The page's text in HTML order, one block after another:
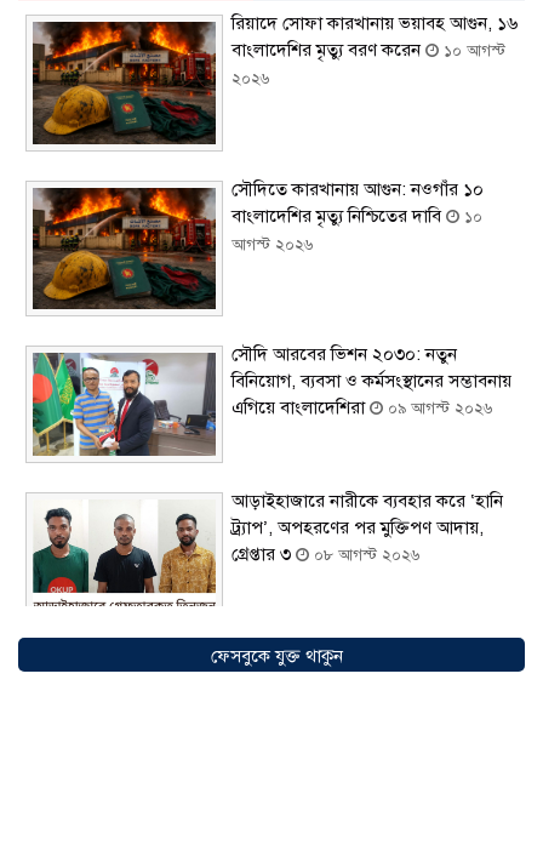
রিয়াদে সোফা কারখানায় ভয়াবহ আগুন, ১৬
বাংলাদেশির মৃত্যু বরণ করেন
১০ আগস্ট
২০২৬
সৌদিতে কারখানায় আগুন: নওগাঁর ১০
বাংলাদেশির মৃত্যু নিশ্চিতের দাবি
১০
আগস্ট ২০২৬
সৌদি আরবের ভিশন ২০৩০: নতুন
বিনিয়োগ, ব্যবসা ও কর্মসংস্থানের সম্ভাবনায়
এগিয়ে বাংলাদেশিরা
০৯ আগস্ট ২০২৬
আড়াইহাজারে নারীকে ব্যবহার করে ‘হানি
ট্র্যাপ’, অপহরণের পর মুক্তিপণ আদায়,
গ্রেপ্তার ৩
০৮ আগস্ট ২০২৬
আন্তর্জাতিক আদিবাসী দিবস ২০২৬:
ফেসবুকে যুক্ত থাকুন